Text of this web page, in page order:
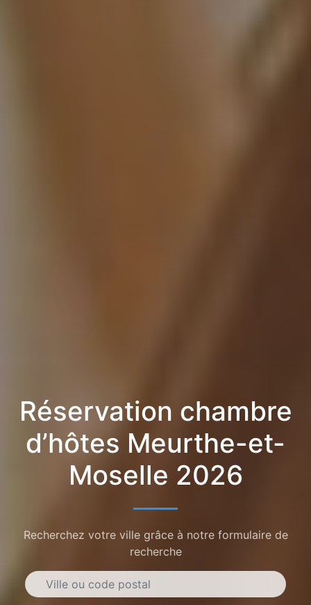
Réservation chambre
d’hôtes Meurthe-et-
Moselle 2026
Recherchez votre ville grâce à notre formulaire de
recherche